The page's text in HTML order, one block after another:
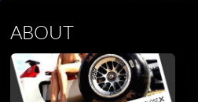
ABOUT